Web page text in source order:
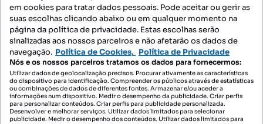
em cookies para tratar dados pessoais. Pode aceitar ou gerir as
suas escolhas clicando abaixo ou em qualquer momento na
página da política de privacidade. Estas escolhas serão
sinalizadas aos nossos parceiros e não afetarão os dados de
navegação. Política de Cookies, Política de Privacidade
Nós e os nossos parceiros tratamos os dados para fornecermos:
Utilizar dados de geolocalização precisos. Procurar ativamente as características
do dispositivo para identificação. Compreender os públicos através de estatísticas
ou combinações de dados de diferentes fontes. Armazenar e/ou aceder a
informações num dispositivo. Medir o desempenho da publicidade. Criar perfis
para personalizar conteúdos. Criar perfis para publicidade personalizada.
Desenvolver e melhorar serviços. Utilizar dados limitados para selecionar
publicidade. Medir o desempenho dos conteúdos. Utilizar dados limitados para